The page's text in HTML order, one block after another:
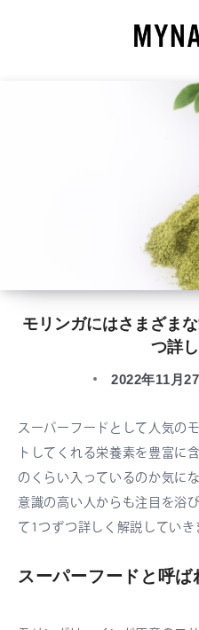
モリンガにはさまざま
つ詳
2022年11月27
スーパーフードとして人気の
トしてくれる栄養素を豊富に
のくらい入っているのか気に
意識の高い人からも注目を浴
て1つずつ詳しく解説していき
スーパーフードと呼